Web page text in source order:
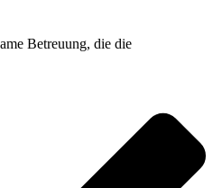
Betreuung, die die